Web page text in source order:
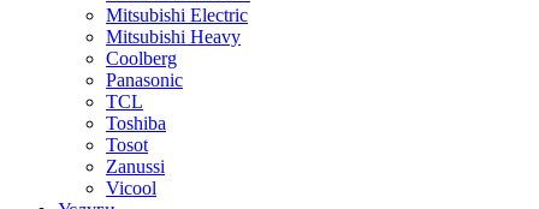
Mitsubishi Electric
Mitsubishi Heavy
Сoolberg
Panasonic
TCL
Toshiba
Tosot
Zanussi
Vicool